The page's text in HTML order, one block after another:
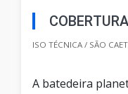
ISO TÉCNICA / SÃO
A batedeira